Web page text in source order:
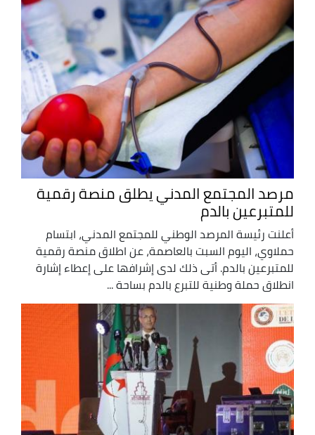
مرصد المجتمع المدني يطلق منصة رقمية
للمتبرعين بالدم
أعلنت رئيسة المرصد الوطني للمجتمع المدني، ابتسام
حملاوي، اليوم السبت بالعاصمة، عن اطلاق منصة رقمية
للمتبرعين بالدم. أتى ذلك لدى إشرافها على إعطاء إشارة
انطلاق حملة وطنية للتبرع بالدم بساحة ...